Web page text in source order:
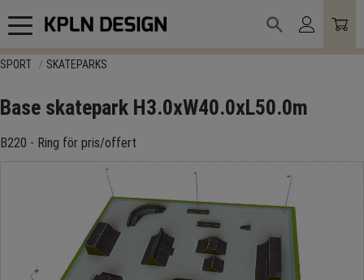
Meny
SPORT SKATEPARKS
Base skatepark H3.0xW40.0xL50.0m
B220 - Ring för pris/offert